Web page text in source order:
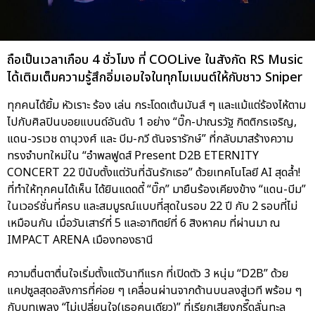
ถือเป็นเวลาเกือบ 4 ชั่วโมง ที่ COOLive ในสังกัด RS Music
ได้เติมเต็มความรู้สึกอิ่มเอมใจในทุกโมเมนต์ให้กับชาว Sniper
ทุกคนได้ยิ้ม หัวเราะ ร้อง เล่น กระโดดเต้นมันส์ ๆ และแม้แต่ร้องไห้ตาม
ไปกับศิลปินบอยแบนด์อันดับ 1 อย่าง “บิ๊ก-ปาณรวัฐ กิตติกรเจริญ,
แดน-วรเวช ดานุวงศ์ และ บีม-กวี ตันจรารักษ์” ที่กลับมาสร้างความ
ทรงจำบทใหม่ใน “อำพลฟูดส์ Present D2B ETERNITY
CONCERT 22 ปีนับตั้งแต่วันที่ฉันรักเธอ” ด้วยเทคโนโลยี AI สุดล้ำ!
ที่ทำให้ทุกคนได้เห็น ได้ยินแดดดี้ “บิ๊ก” มายืนร้องเคียงข้าง “แดน-บีม”
ในเวอร์ชั่นที่ครบ และสมบูรณ์แบบที่สุดในรอบ 22 ปี กับ 2 รอบที่ไม่
เหมือนกัน เมื่อวันเสาร์ที่ 5 และอาทิตย์ที่ 6 สิงหาคม ที่ผ่านมา ณ
IMPACT ARENA เมืองทองธานี
ความตื่นตาตื่นใจเริ่มตั้งแต่วินาทีแรก ที่เปิดตัว 3 หนุ่ม “D2B” ด้วย
แคปซูลสุดอลังการที่ค่อย ๆ เคลื่อนผ่านจากด้านบนลงสู่เวที พร้อม ๆ
กับบทเพลง “ไม่เปลี่ยนใจ(เธอคนเดียว)” ที่เรียกเสียงกรี๊ดลั่นทะลุ